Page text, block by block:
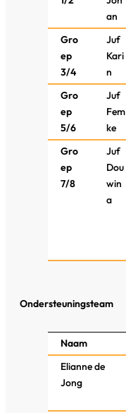
an
Gro
ep
3/4
Juf
Kari
n
Gro
ep
5/6
Juf
Fem
ke
Gro
ep
7/8
Juf
Dou
win
a
Ondersteuningsteam
Naam
Elianne de
Jong